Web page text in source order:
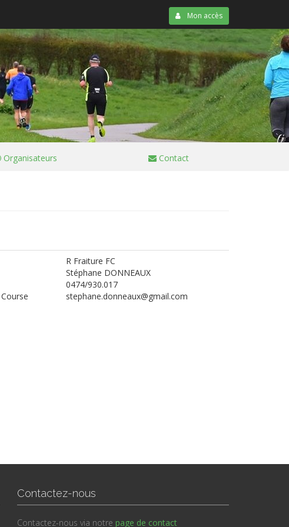
Mon accès
Organisateurs Contact
R Fraiture FC
Stéphane DONNEAUX
0474/930.017
stephane.donneaux@gmail.com
Contactez-nous
Contactez-nous via notre page de contact